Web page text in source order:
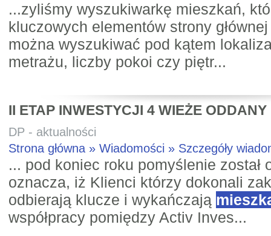
...zyliśmy wyszukiwarkę mieszkań,
kluczowych elementów strony
można wyszukiwać pod kątem
metrażu, liczby pokoi czy piętr...
II ETAP INWESTYCJI 4 WIEŻE
DP - aktualności
Strona główna » Wiadomości » Szczegóły
... pod koniec roku pomyślenie został
oznacza, iż Klienci którzy dokonali
odbierają klucze i wykańczają
współpracy pomiędzy Activ Inves...